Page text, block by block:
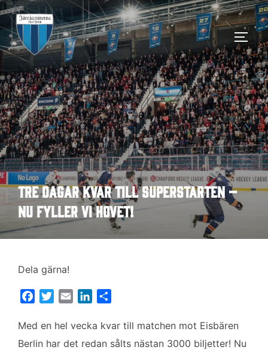
Hoppa
till
innehåll
SLÅ
Tre dagar kvar till Superstarten –
nu fyller vi Hovet!
Dela gärna!
c
e
i
t
a
i
n
k
l
a
Med en hel vecka kvar till matchen mot Eisbären
Berlin har det redan sålts nästan 3000 biljetter! Nu